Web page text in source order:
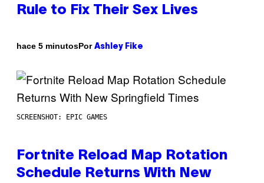
Rule to Fix Their Sex Lives
hace 5 minutosPor Ashley Fike
SCREENSHOT: EPIC GAMES
Fortnite Reload Map Rotation
Schedule Returns With New